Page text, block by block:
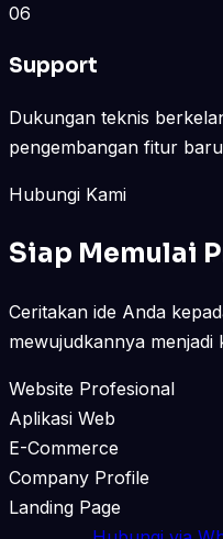
06
Support
Dukungan teknis
pengembangan fitur
Hubungi Kami
Siap Memulai
Ceritakan ide Anda
mewujudkannya menjadi
Website Profesional
Aplikasi Web
E-Commerce
Company Profile
Landing Page